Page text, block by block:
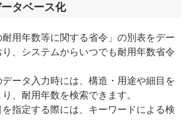
タベース化
耐用年数等に関する省令」の別表をデー
、システムからいつでも耐用年数省令
データ入力時には、構造・用途や細目を
、耐用年数を検索できます。
指定する際には、キーワードによる検